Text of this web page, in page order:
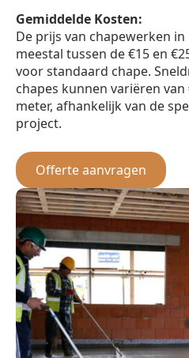
Gemiddelde Kosten:
De prijs van chapewerken
meestal tussen de €15 en
voor standaard chape.
chapes kunnen variëren
meter, afhankelijk van de
project.
Offerte aanvragen